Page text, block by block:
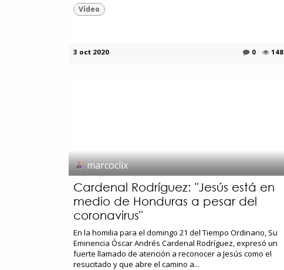
Vídeo
3 oct 2020 0 148
marcoclix
Cardenal Rodríguez: "Jesús está en
medio de Honduras a pesar del
coronavirus"
En la homilia para el domingo 21 del Tiempo Ordinario, Su
Eminencia Óscar Andrés Cardenal Rodríguez, expresó un
fuerte llamado de atención a reconocer a Jesús como el
resucitado y que abre el camino a...